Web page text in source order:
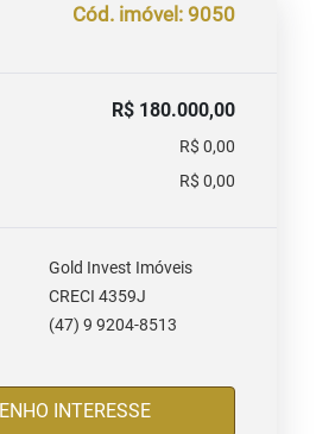
Cód. imóvel: 9050
R$ 180.000,00
R$ 0,00
R$ 0,00
Gold Invest Imóveis
CRECI 4359J
(47) 9 9204-8513
TENHO INTERESSE